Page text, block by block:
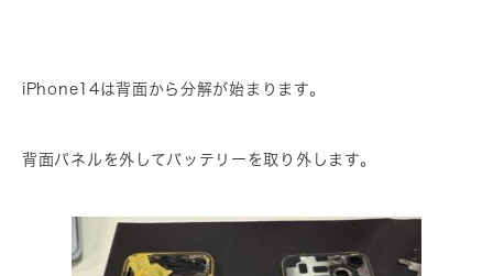
iPhone14は背面から分解が始まります。
背面パネルを外してバッテリーを取り外します。